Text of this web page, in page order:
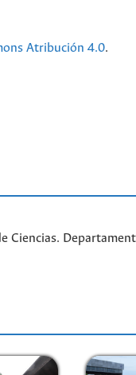
Atribución 4.0.
Ciencias.